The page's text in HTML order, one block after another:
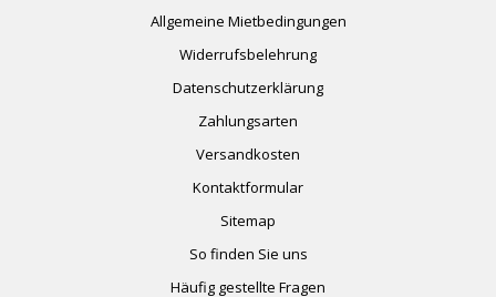
Allgemeine Mietbedingungen
Widerrufsbelehrung
Datenschutzerklärung
Zahlungsarten
Versandkosten
Kontaktformular
Sitemap
So finden Sie uns
Häufig gestellte Fragen